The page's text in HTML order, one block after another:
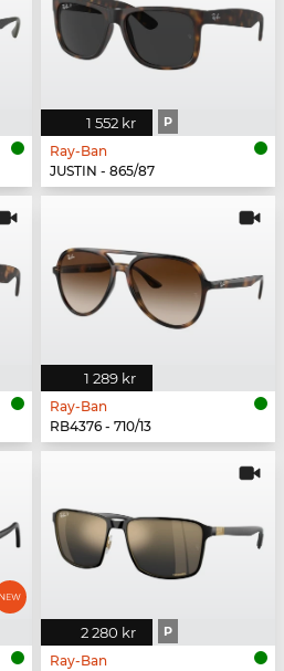
1 552 kr P
Ray-Ban
JUSTIN - 865/87
1 289 kr
Ray-Ban
RB4376 - 710/13
2 280 kr P
Ray-Ban